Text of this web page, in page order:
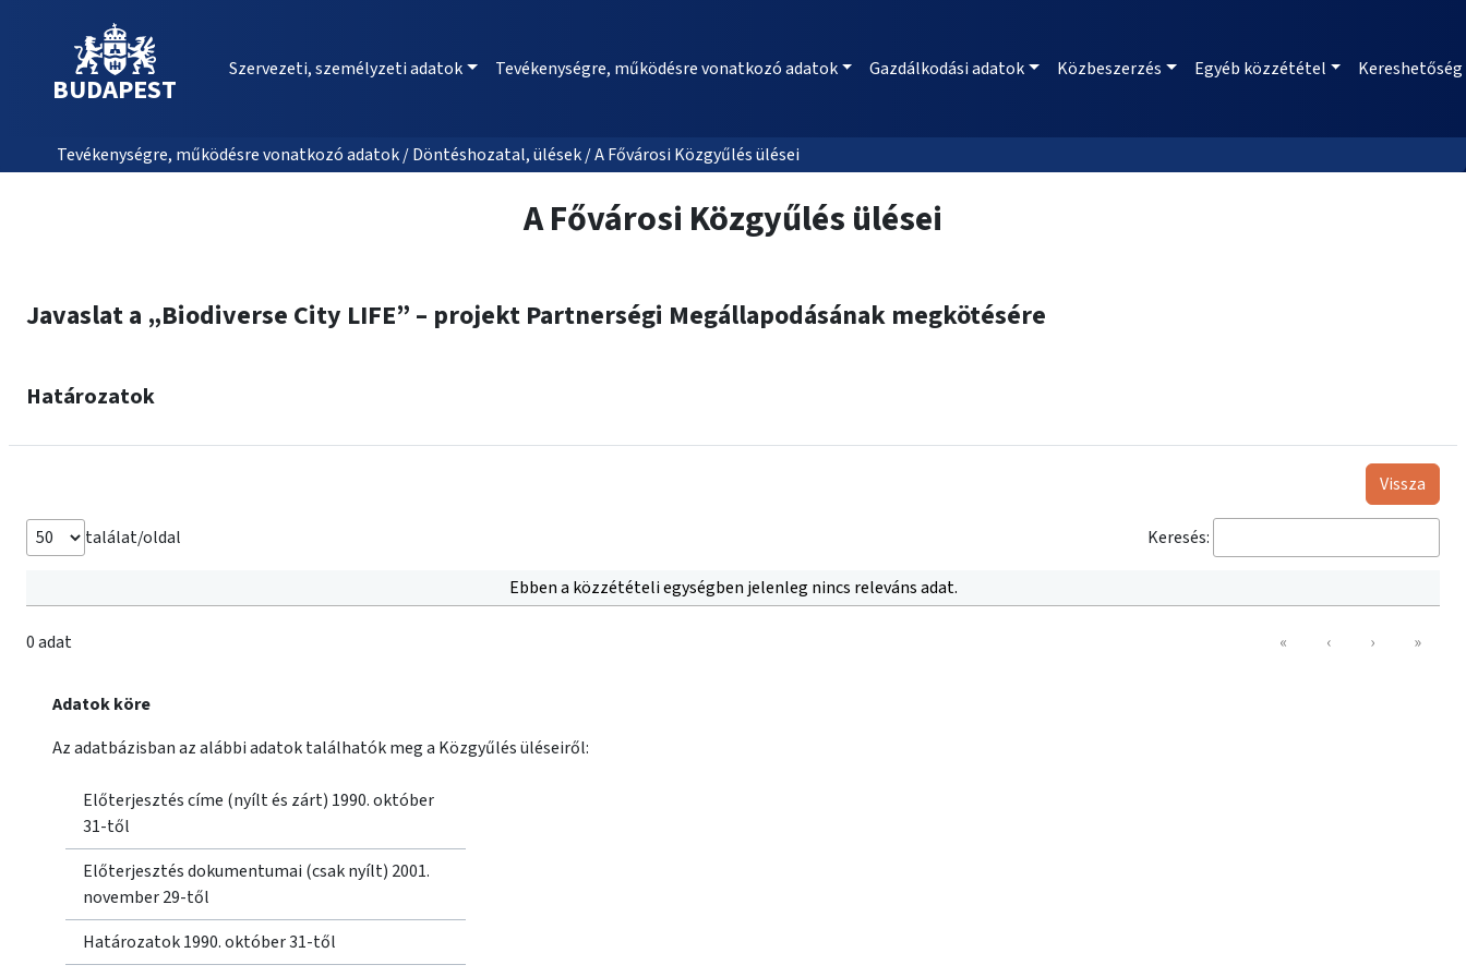
BUDAPEST
Szervezeti, személyzeti adatok Tevékenységre, működésre vonatkozó adatok Gazdálkodási adatok Közbeszerzés Egyéb közzététel Kereshetőség
Tevékenységre, működésre vonatkozó adatok / Döntéshozatal, ülések / A Fővárosi Közgyűlés ülései
A Fővárosi Közgyűlés ülései
Javaslat a „Biodiverse City LIFE” – projekt Partnerségi Megállapodásának megkötésére
Határozatok
Vissza
találat/oldal Keresés:
Ebben a közzétételi egységben jelenleg nincs releváns adat.
0 adat « ‹ › »
Adatok köre
Az adatbázisban az alábbi adatok találhatók meg a Közgyűlés üléseiről:
Előterjesztés címe (nyílt és zárt) 1990. október
31-től
Előterjesztés dokumentumai (csak nyílt) 2001.
november 29-től
Határozatok 1990. október 31-től